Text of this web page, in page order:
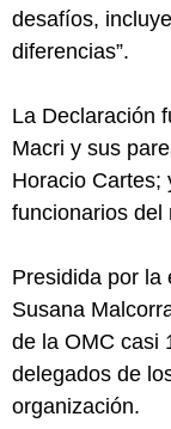
desafíos,
diferencias”.
La Declaración
Macri y sus
Horacio Cartes;
funcionarios del
Presidida por la
Susana
de la OMC casi
delegados de
organización.